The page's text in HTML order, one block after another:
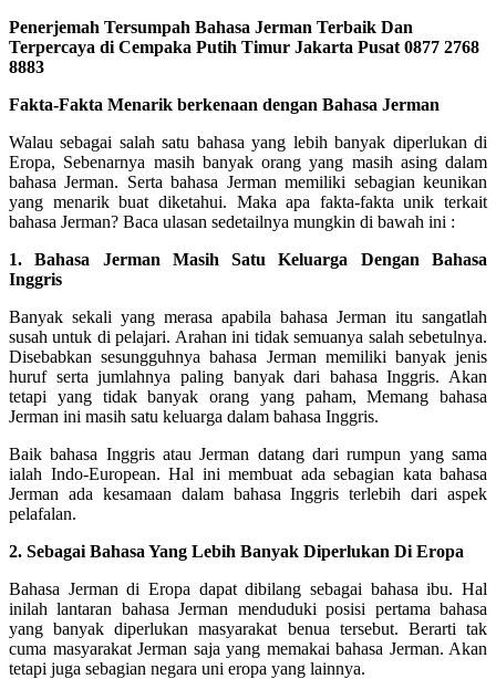
Penerjemah Tersumpah Bahasa Jerman Terbaik Dan
Terpercaya di Cempaka Putih Timur Jakarta Pusat 0877 2768
8883
Fakta-Fakta Menarik berkenaan dengan Bahasa Jerman
Walau sebagai salah satu bahasa yang lebih banyak diperlukan di
Eropa, Sebenarnya masih banyak orang yang masih asing dalam
bahasa Jerman. Serta bahasa Jerman memiliki sebagian keunikan
yang menarik buat diketahui. Maka apa fakta-fakta unik terkait
bahasa Jerman? Baca ulasan sedetailnya mungkin di bawah ini :
1. Bahasa Jerman Masih Satu Keluarga Dengan Bahasa
Inggris
Banyak sekali yang merasa apabila bahasa Jerman itu sangatlah
susah untuk di pelajari. Arahan ini tidak semuanya salah sebetulnya.
Disebabkan sesungguhnya bahasa Jerman memiliki banyak jenis
huruf serta jumlahnya paling banyak dari bahasa Inggris. Akan
tetapi yang tidak banyak orang yang paham, Memang bahasa
Jerman ini masih satu keluarga dalam bahasa Inggris.
Baik bahasa Inggris atau Jerman datang dari rumpun yang sama
ialah Indo-European. Hal ini membuat ada sebagian kata bahasa
Jerman ada kesamaan dalam bahasa Inggris terlebih dari aspek
pelafalan.
2. Sebagai Bahasa Yang Lebih Banyak Diperlukan Di Eropa
Bahasa Jerman di Eropa dapat dibilang sebagai bahasa ibu. Hal
inilah lantaran bahasa Jerman menduduki posisi pertama bahasa
yang banyak diperlukan masyarakat benua tersebut. Berarti tak
cuma masyarakat Jerman saja yang memakai bahasa Jerman. Akan
tetapi juga sebagian negara uni eropa yang lainnya.